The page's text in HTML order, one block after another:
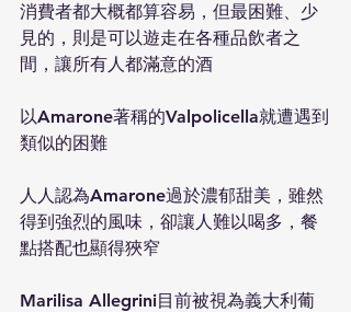
消費者都大概都算容易，但最困難、少
見的，則是可以遊走在各種品飲者之
間，讓所有人都滿意的酒
以Amarone著稱的Valpolicella就遭遇到
類似的困難
人人認為Amarone過於濃郁甜美，雖然
得到強烈的風味，卻讓人難以喝多，餐
點搭配也顯得狹窄
Marilisa Allegrini目前被視為義大利葡